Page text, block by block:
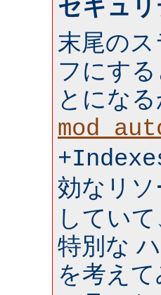
セキュ
末尾の
フにす
とにな
効なリ
してい
特別な
を考え